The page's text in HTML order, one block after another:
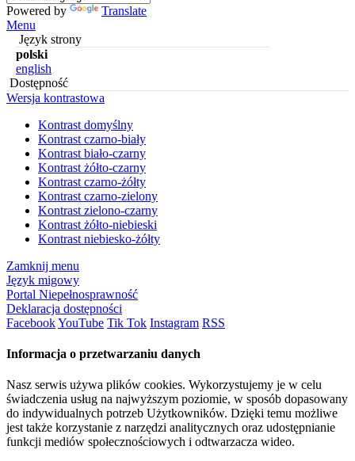
Powered by
Translate
Menu
Język strony
polski
english
Dostępność
Wersja kontrastowa
Kontrast domyślny
Kontrast czarno-biały
Kontrast biało-czarny
Kontrast żółto-czarny
Kontrast czarno-żółty
Kontrast czarno-zielony
Kontrast zielono-czarny
Kontrast żółto-niebieski
Kontrast niebiesko-żółty
Zamknij menu
Język migowy
Portal Niepełnosprawność
Deklaracja dostępności
FacebookYouTube Tik Tok Instagram RSS
Informacja o przetwarzaniu danych
Nasz serwis używa plików cookies. Wykorzystujemy je w celu
świadczenia usług na najwyższym poziomie, w sposób dopasowany
do indywidualnych potrzeb Użytkowników. Dzięki temu możliwe
jest także korzystanie z narzędzi analitycznych oraz udostępnianie
funkcji mediów społecznościowych i odtwarzacza wideo.